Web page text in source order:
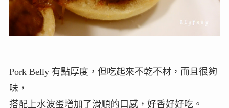
Pork Belly 有點厚度，但吃起來不乾不材，而且很夠
味，
搭配上水波蛋增加了滑順的口感，好香好好吃。